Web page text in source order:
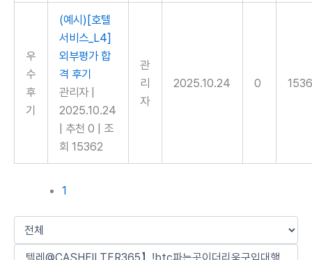
우
수
후
기
(예시)[호텔
서비스_L4]
외부평가 합
격 후기
관리자
2025.10.24
추천 0
조
회 15362
관
리
자
2025.10.24 0
1